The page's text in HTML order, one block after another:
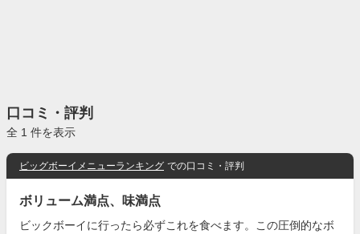
口コミ・評判
全 1 件を表示
ビッグボーイメニューランキング での口コミ・評判
ボリューム満点、味満点
ビックボーイに行ったら必ずこれを食べます。この圧倒的なボ